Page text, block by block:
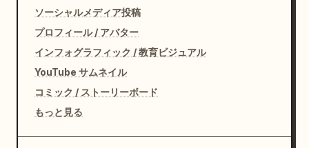
ソーシャルメディア投稿
プロフィール / アバター
インフォグラフィック / 教育ビジュアル
YouTube サムネイル
コミック / ストーリーボード
もっと見る